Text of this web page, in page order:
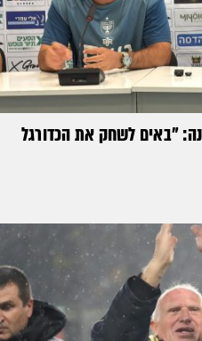
״באים לשחק את הכדורגל